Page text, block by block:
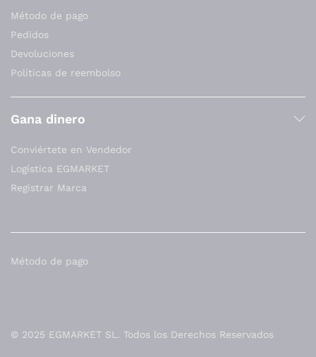
Método de pago
Pedidos
Devoluciones
Políticas de reembolso
Gana dinero
Conviértete en Vendedor
Logística EGMARKET
Registrar Marca
© 2025 EGMARKET SL. Todos los Derechos Reservados
Método de pago